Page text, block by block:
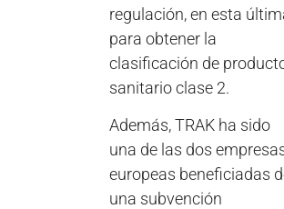
regulación, en esta
para obtener la
clasificación de
sanitario clase 2.
Además, TRAK ha sido
una de las dos
europeas beneficiadas
una subvención